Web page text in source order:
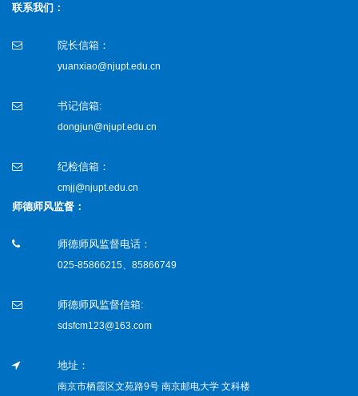
联系我们：
院长信箱：
yuanxiao@njupt.edu.cn
书记信箱:
dongjun@njupt.edu.cn
纪检信箱：
cmjj@njupt.edu.cn
师德师风监督：
师德师风监督电话：
025-85866215、85866749
师德师风监督信箱:
sdsfcm123@163.com
地址：
南京市栖霞区文苑路9号 南京邮电大学 文科楼